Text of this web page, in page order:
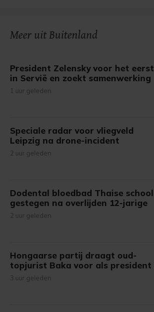
Meer uit Buitenland
President Zelensky voor het eerst
in Servië en zoekt samenwerking
1 uur geleden
Speciale radar voor vliegveld
Leipzig na drone-incident
2 uur geleden
Dodental bloedbad Thaise school
gestegen na overlijden 12-jarige
2 uur geleden
Hongaarse partij draagt oud-
topjurist Baka voor als president
3 uur geleden